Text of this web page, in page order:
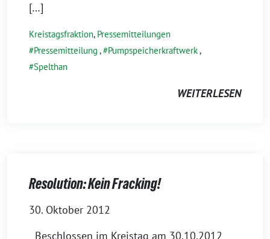
[…]
Kreistagsfraktion, Pressemitteilungen
Pressemitteilung , Pumpspeicherkraftwerk,
Spelthan
WEITERLESEN
Resolution: Kein Fracking!
30. Oktober 2012
Beschlossen im Kreistag am 30.10.2012